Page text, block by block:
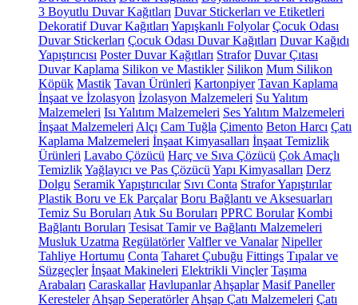
3 Boyutlu Duvar Kağıtları Duvar Stickerları ve Etiketleri
Dekoratif Duvar Kağıtları Yapışkanlı Folyolar Çocuk Odası
Duvar Stickerları Çocuk Odası Duvar Kağıtları Duvar Kağıdı
Yapıştırıcısı Poster Duvar Kağıtları Strafor Duvar Çıtası
Duvar Kaplama Silikon ve Mastikler Silikon Mum Silikon
Köpük Mastik Tavan Ürünleri Kartonpiyer Tavan Kaplama
İnşaat ve İzolasyon İzolasyon Malzemeleri Su Yalıtım
Malzemeleri Isı Yalıtım Malzemeleri Ses Yalıtım Malzemeleri
İnşaat Malzemeleri Alçı Cam Tuğla Çimento Beton Harcı Çatı
Kaplama Malzemeleri İnşaat Kimyasalları İnşaat Temizlik
Ürünleri Lavabo Çözücü Harç ve Sıva Çözücü Çok Amaçlı
TemizlikYağlayıcı ve Pas Çözücü Yapı Kimyasalları Derz
Dolgu Seramik Yapıştırıcılar Sıvı Conta Strafor Yapıştırılar
Plastik Boru ve Ek Parçalar Boru Bağlantı ve Aksesuarları
Temiz Su Boruları Atık Su Boruları PPRC Borular Kombi
Bağlantı Boruları Tesisat Tamir ve Bağlantı Malzemeleri
Musluk Uzatma Regülatörler Valfler ve Vanalar Nipeller
Tahliye Hortumu Conta Taharet Çubuğu Fittings Tıpalar ve
Süzgeçler İnşaat Makineleri Elektrikli Vinçler Taşıma
Arabaları Caraskallar Havlupanlar Ahşaplar Masif Paneller
Keresteler Ahşap Seperatörler Ahşap Çatı Malzemeleri Çatı